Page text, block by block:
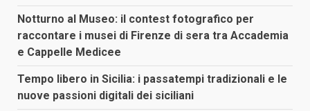
Notturno al Museo: il contest fotografico per
raccontare i musei di Firenze di sera tra Accademia
e Cappelle Medicee
Tempo libero in Sicilia: i passatempi tradizionali e le
nuove passioni digitali dei siciliani